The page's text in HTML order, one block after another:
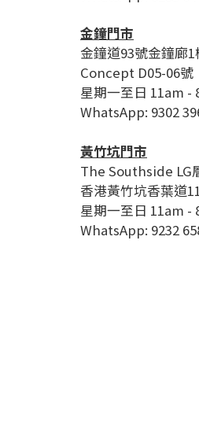
金鐘門市
金鐘道93號金鐘廊
Concept D05-06號
星期一至日 11am -
WhatsApp: 9302
黃竹坑門市
The Southside LG
香港黃竹坑香葉道
星期一至日 11am -
WhatsApp: 9232